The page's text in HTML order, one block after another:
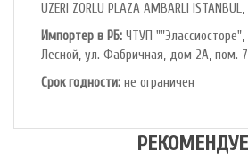
UZERI ZORLU PLAZA AMBARLI
Импортер в РБ: ЧТУП
Лесной, ул. Фабричная, дом 2А, пом.
Срок годности: не ограничен